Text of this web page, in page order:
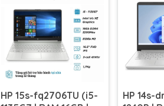
Tình trạng: HÀNG NHẬP
KHẨU 100%
Tình trạng:
Bảo Hành
Dùng test
nhanh nhất
HP 15s-fq2706TU (i5-
HP 14s-